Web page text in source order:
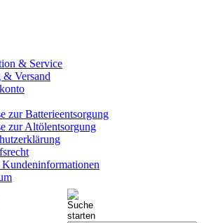
& Service
& Versand
zur Batterieentsorgung
zur Altölentsorgung